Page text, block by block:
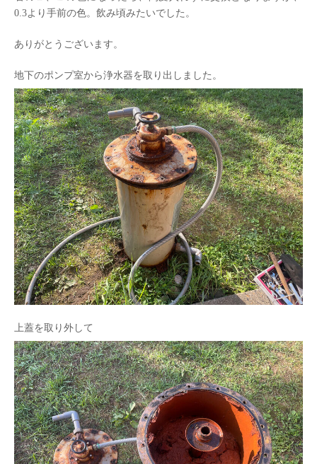
0.3より手前の色。飲み頃みたいでした。
ありがとうございます。
地下のポンプ室から浄水器を取り出しました。
上蓋を取り外して